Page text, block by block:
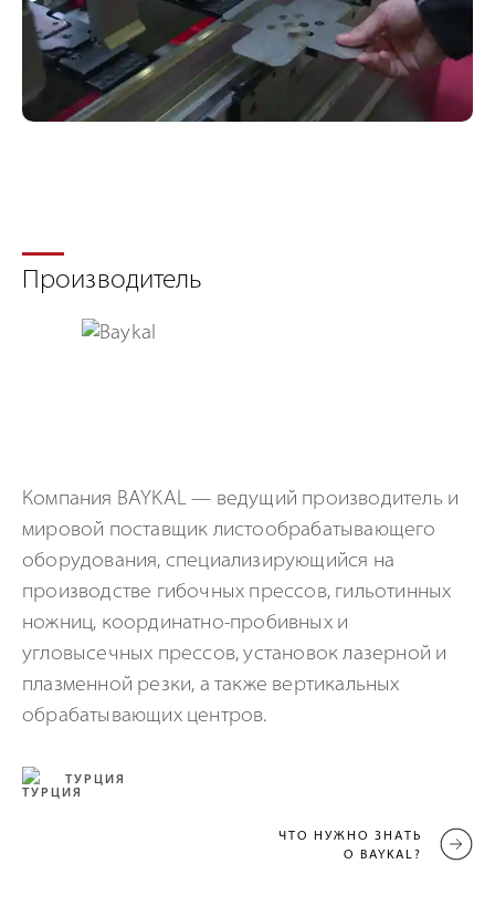
Производитель
Компания BAYKAL — ведущий производитель и
мировой поставщик листообрабатывающего
оборудования, специализирующийся на
производстве гибочных прессов, гильотинных
ножниц, координатно-пробивных и
угловысечных прессов, установок лазерной и
плазменной резки, а также вертикальных
обрабатывающих центров.
ТУРЦИЯ
ЧТО НУЖНО ЗНАТЬ
О BAYKAL?